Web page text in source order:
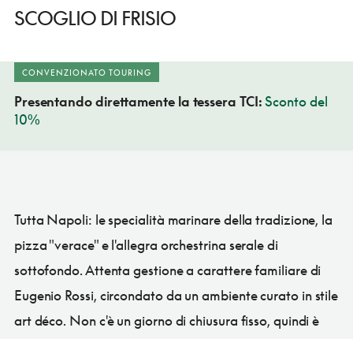
SCOGLIO DI FRISIO
CONVENZIONATO TOURING
Presentando direttamente la tessera TCI:Sconto del
10%
Tutta Napoli: le specialità marinare della tradizione, la
pizza "verace" e l'allegra orchestrina serale di
sottofondo. Attenta gestione a carattere familiare di
Eugenio Rossi, circondato da un ambiente curato in stile
art déco. Non c'è un giorno di chiusura fisso, quindi è